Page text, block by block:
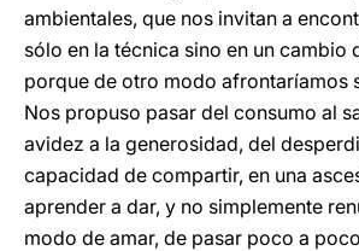
ambientales, que nos invitan a
sólo en la técnica sino en un cambio
porque de otro modo afrontaríamos
Nos propuso pasar del consumo al
avidez a la generosidad, del
capacidad de compartir, en una
aprender a dar, y no simplemente
modo de amar, de pasar poco a